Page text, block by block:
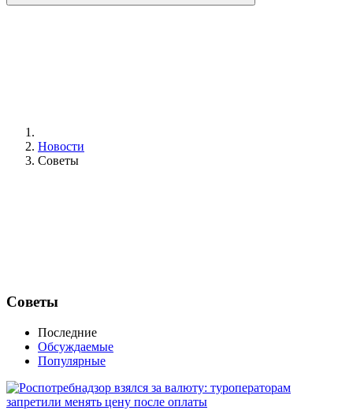
Новости
Советы
Советы
Последние
Обсуждаемые
Популярные